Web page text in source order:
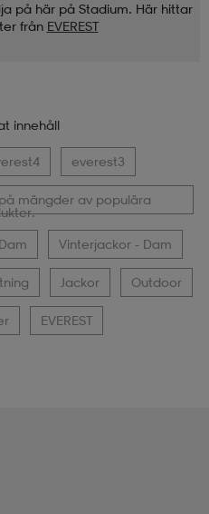
på här på Stadium. Här hittar
från EVEREST
innehåll
everest3
mängder av populära
Vinterjackor - Dam
Jackor Outdoor
EVEREST